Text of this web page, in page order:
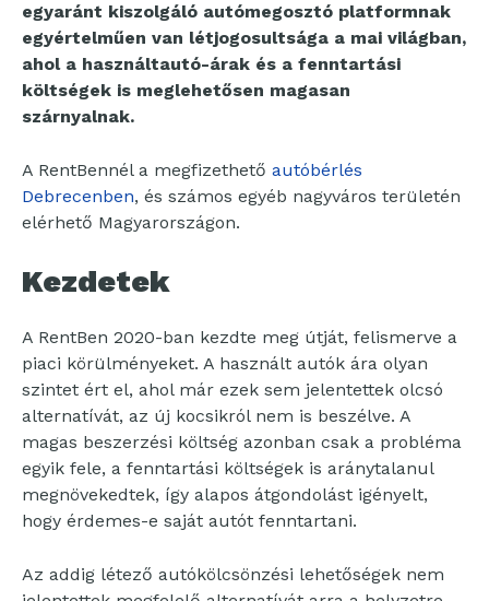
egyaránt kiszolgáló autómegosztó platformnak
egyértelműen van létjogosultsága a mai világban,
ahol a használtautó-árak és a fenntartási
költségek is meglehetősen magasan
szárnyalnak.
A RentBennél a megfizethető autóbérlés
Debrecenben, és számos egyéb nagyváros területén
elérhető Magyarországon.
Kezdetek
A RentBen 2020-ban kezdte meg útját, felismerve a
piaci körülményeket. A használt autók ára olyan
szintet ért el, ahol már ezek sem jelentettek olcsó
alternatívát, az új kocsikról nem is beszélve. A
magas beszerzési költség azonban csak a probléma
egyik fele, a fenntartási költségek is aránytalanul
megnövekedtek, így alapos átgondolást igényelt,
hogy érdemes-e saját autót fenntartani.
Az addig létező autókölcsönzési lehetőségek nem